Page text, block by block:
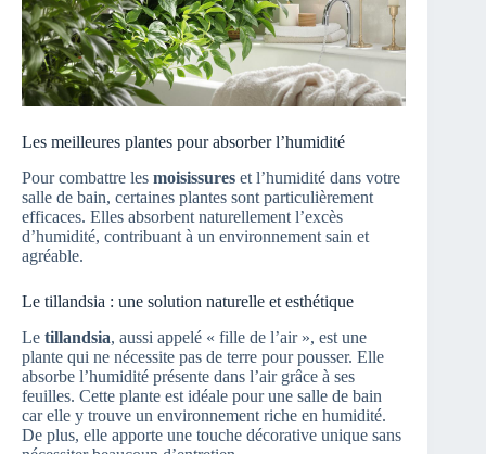
Les meilleures plantes pour absorber l’humidité
Pour combattre les moisissures et l’humidité dans votre
salle de bain, certaines plantes sont particulièrement
efficaces. Elles absorbent naturellement l’excès
d’humidité, contribuant à un environnement sain et
agréable.
Le tillandsia : une solution naturelle et esthétique
Le tillandsia, aussi appelé « fille de l’air », est une
plante qui ne nécessite pas de terre pour pousser. Elle
absorbe l’humidité présente dans l’air grâce à ses
feuilles. Cette plante est idéale pour une salle de bain
car elle y trouve un environnement riche en humidité.
De plus, elle apporte une touche décorative unique sans